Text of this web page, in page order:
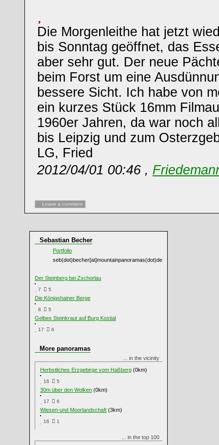
Die Morgenleithe hat jetzt
bis Sonntag geöffnet, das
aber sehr gut. Der neue
beim Forst um eine
bessere Sicht. Ich habe von
ein kurzes Stück 16mm
1960er Jahren, da war noch
bis Leipzig und zum
LG, Fried
2012/04/01 00:46 ,
Leave a comment
Sebastian Becher
Portfolio
seb(dot)becher[at]mountainpanoramas(dot)de
Der Steinberg bei Zschorlau
7 5
Die Königshainer Berge
8 5
Gelbes Steinkraut auf Burg Kostial
17 6
More panoramas
... in the vicinity
Herbstliches Erzgebirge vom Haßberg (0km)
16 5
30m über den Wolken (0km)
17 6
Wiesen-und Moorlandschaft (3km)
16 1
... in the top 100